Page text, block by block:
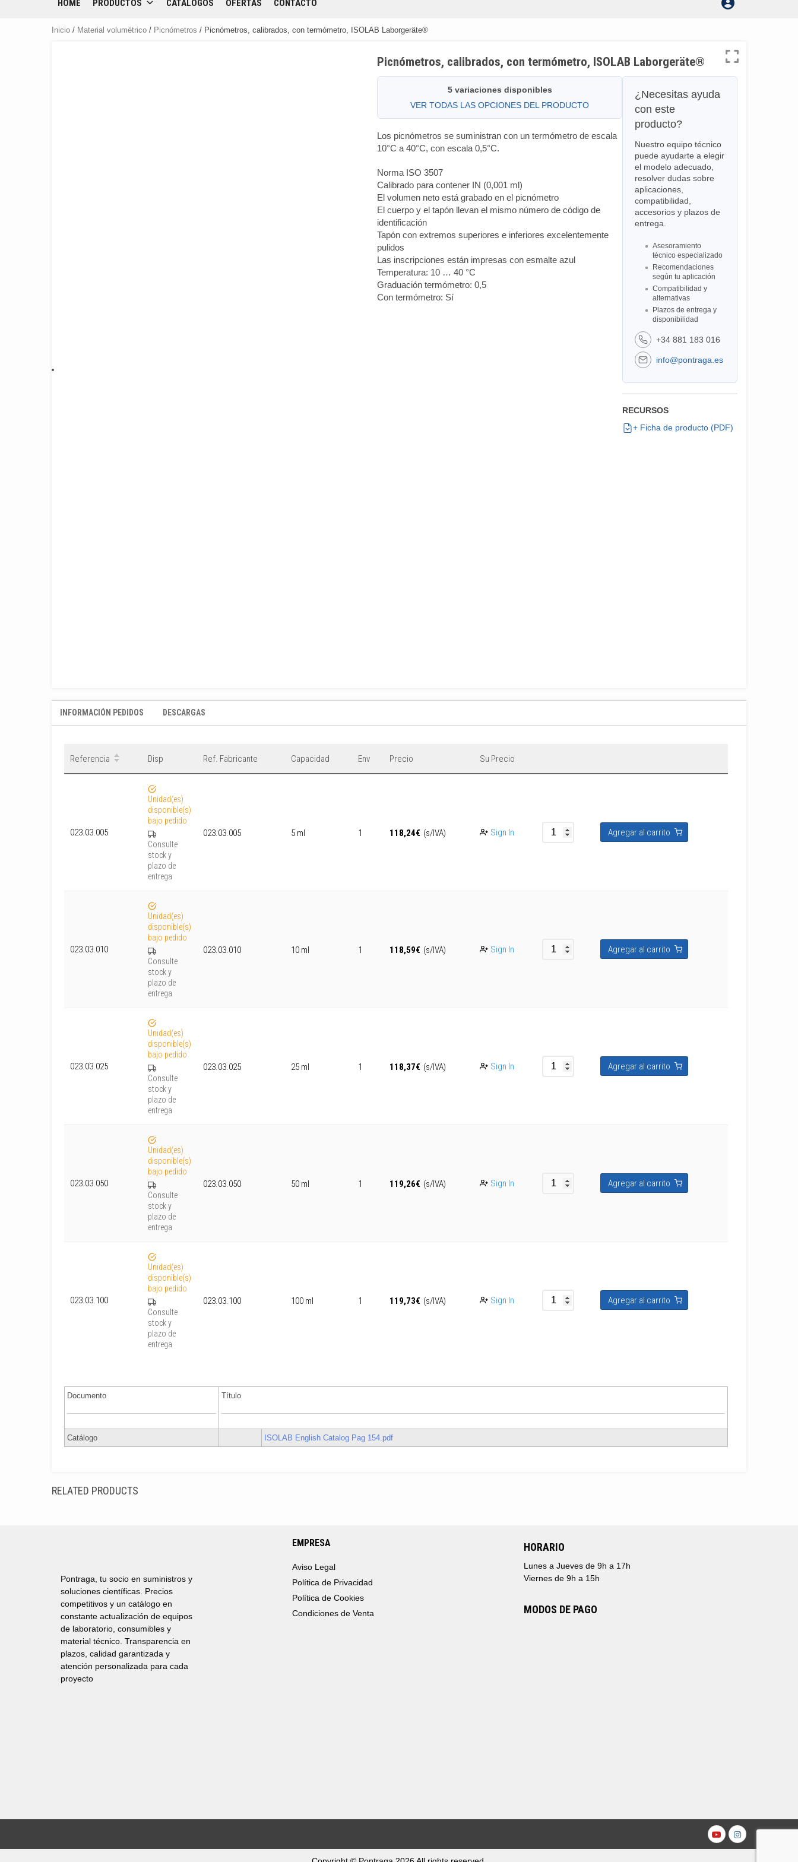
HOME PRODUCTOS CATÁLOGOS OFERTAS CONTACTO
Inicio / Material volumétrico / Picnómetros / Picnómetros, calibrados, con termómetro, ISOLAB Laborgeräte®
Picnómetros, calibrados, con termómetro, ISOLAB Laborgeräte®
5 variaciones disponibles
VER TODAS LAS OPCIONES DEL PRODUCTO
Los picnómetros se suministran con un termómetro de escala
10°C a 40°C, con escala 0,5°C.
Norma ISO 3507
Calibrado para contener IN (0,001 ml)
El volumen neto está grabado en el picnómetro
El cuerpo y el tapón llevan el mismo número de código de
identificación
Tapón con extremos superiores e inferiores excelentemente
pulidos
Las inscripciones están impresas con esmalte azul
Temperatura: 10 … 40 °C
Graduación termómetro: 0,5
Con termómetro: Sí
¿Necesitas ayuda
con este
producto?
Nuestro equipo técnico
puede ayudarte a elegir
el modelo adecuado,
resolver dudas sobre
aplicaciones,
compatibilidad,
accesorios y plazos de
entrega.
Asesoramiento
técnico especializado
Recomendaciones
según tu aplicación
Compatibilidad y
alternativas
Plazos de entrega y
disponibilidad
+34 881 183 016
info@pontraga.es
RECURSOS
+ Ficha de producto (PDF)
INFORMACIÓN PEDIDOS DESCARGAS
Referencia Disp Ref. Fabricante Capacidad Env Precio Su Precio
023.03.005
Unidad(es)
disponible(s)
bajo pedido
Consulte
stock y
plazo de
entrega
023.03.005 5 ml 1 118,24€ (s/IVA) Sign In Agregar al carrito
023.03.010
Unidad(es)
disponible(s)
bajo pedido
Consulte
stock y
plazo de
entrega
023.03.010 10 ml 1 118,59€ (s/IVA) Sign In Agregar al carrito
023.03.025
Unidad(es)
disponible(s)
bajo pedido
Consulte
stock y
plazo de
entrega
023.03.025 25 ml 1 118,37€ (s/IVA) Sign In Agregar al carrito
023.03.050
Unidad(es)
disponible(s)
bajo pedido
Consulte
stock y
plazo de
entrega
023.03.050 50 ml 1 119,26€ (s/IVA) Sign In Agregar al carrito
023.03.100
Unidad(es)
disponible(s)
bajo pedido
Consulte
stock y
plazo de
entrega
023.03.100 100 ml 1 119,73€ (s/IVA) Sign In Agregar al carrito
Documento Título
Catálogo ISOLAB English Catalog Pag 154.pdf
RELATED PRODUCTS
Pontraga, tu socio en suministros y
soluciones científicas. Precios
competitivos y un catálogo en
constante actualización de equipos
de laboratorio, consumibles y
material técnico. Transparencia en
plazos, calidad garantizada y
atención personalizada para cada
proyecto
EMPRESA
Aviso Legal
Política de Privacidad
Política de Cookies
Condiciones de Venta
HORARIO
Lunes a Jueves de 9h a 17h
Viernes de 9h a 15h
MODOS DE PAGO
Youtube